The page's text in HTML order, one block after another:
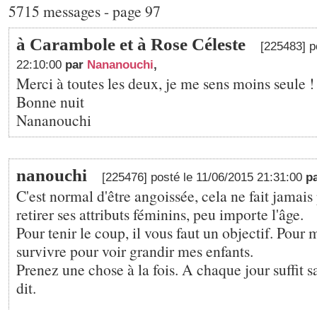
5715 messages - page 97
à Carambole et à Rose Céleste
[225483]
22:10:00 par Nananouchi,
Merci à toutes les deux, je me sens moins seule !
Bonne nuit
Nananouchi
nanouchi [225476] posté le 11/06/2015 21:31:00
C'est normal d'être angoissée, cela ne fait
retirer ses attributs féminins, peu importe l'âge.
Pour tenir le coup, il vous faut un objectif. Pour
survivre pour voir grandir mes enfants.
Prenez une chose à la fois. A chaque jour suffit
dit.